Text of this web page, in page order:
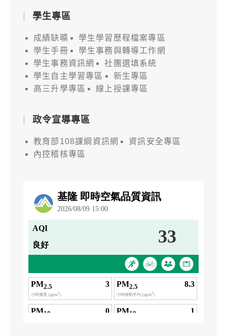
學生專區
成績缺曠
學生學習歷程檔案專區
學生手冊
學生事務與轉導工作網
學生事務資訊網
社團選填系統
學生自主學習專區
新生專區
高三升學專區
線上授課專區
政令宣導專區
教育部108課綱資訊網
資訊安全專區
內控稽核專區